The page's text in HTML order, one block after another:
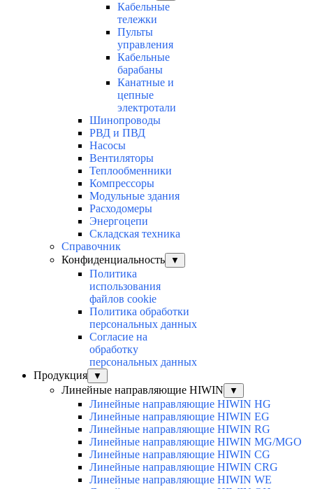
Кабельные
тележки
Пульты
управления
Кабельные
барабаны
Канатные и
цепные
электротали
Шинопроводы
РВД и ПВД
Насосы
Вентиляторы
Теплообменники
Компрессоры
Модульные здания
Расходомеры
Энергоцепи
Складская техника
Справочник
Конфиденциальность
▼
Политика
использования
файлов cookie
Политика обработки
персональных данных
Согласие на
обработку
персональных данных
Продукция
▼
Линейные направляющие HIWIN ▼
Линейные направляющие HIWIN HG
Линейные направляющие HIWIN EG
Линейные направляющие HIWIN RG
Линейные направляющие HIWIN MG/MGO
Линейные направляющие HIWIN CG
Линейные направляющие HIWIN CRG
Линейные направляющие HIWIN WE